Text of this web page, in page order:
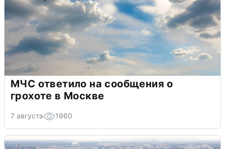
МЧС ответило на сообщения о
грохоте в Москве
7 августа 1960